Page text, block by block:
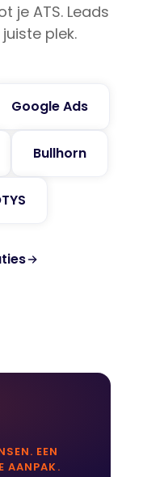
je ATS. Leads
plek.
Google Ads
Bullhorn
EEN
AANPAK.